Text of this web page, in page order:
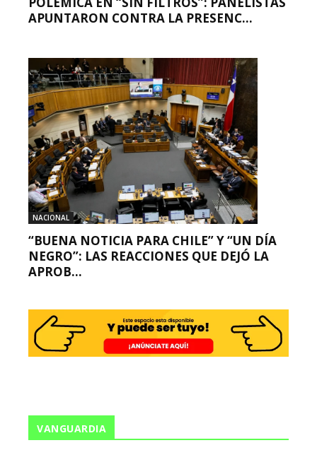
APUNTARON CONTRA LA PRESENC...
NACIONAL
“BUENA NOTICIA PARA CHILE” Y “UN DÍA
NEGRO”: LAS REACCIONES QUE DEJÓ LA
APROB...
VANGUARDIA